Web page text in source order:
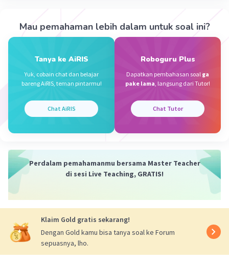
Mau pemahaman lebih dalam untuk soal ini?
Tanya ke AiRIS
Yuk, cobain chat dan belajar
bareng AiRIS, teman pintarmu!
Chat AiRIS
Roboguru Plus
Dapatkan pembahasan soal ga
pake lama, langsung dari Tutor!
Chat Tutor
Perdalam pemahamanmu bersama Master Teacher
di sesi Live Teaching, GRATIS!
Klaim Gold gratis sekarang!
Dengan Gold kamu bisa tanya soal ke Forum
sepuasnya, lho.